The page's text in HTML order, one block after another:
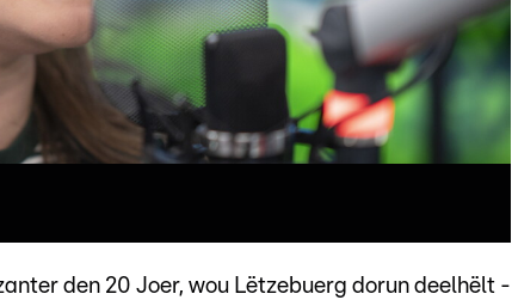
den 20 Joer, wou Lëtzebuerg dorun deelhëlt -